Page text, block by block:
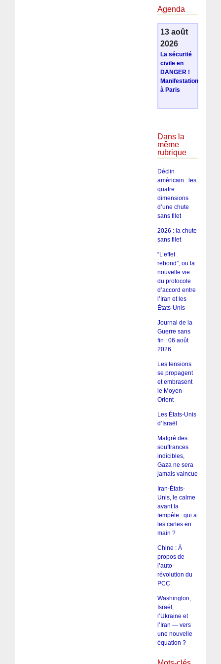
Agenda
13 août
2026
La sécurité
civile en
DANGER !
Manifestation
à Paris
Dans la
même
rubrique
Déclin
américain : les
quatre
dimensions
d’une chute
sans filet
2026 : la chute
sans filet
“L’effet
rebond”, ou la
nouvelle vie
du protocole
d’accord entre
l’Iran et les
États-Unis
Journal de la
Guerre sans
fin : 06 août
2026
Les tensions
se propagent
et embrasent
le Moyen-
Orient
Les États-Unis
d’Israël
Malgré des
souffrances
indicibles,
Gaza ne sera
jamais vaincue
Iran-États-
Unis, le calme
avant la
tempête : qui a
les cartes en
main ?
Chine : À
propos de
l’auto-
révolution du
PCC
Washington,
Israël,
l’Ukraine et
l’Iran — vers
une nouvelle
équation ?